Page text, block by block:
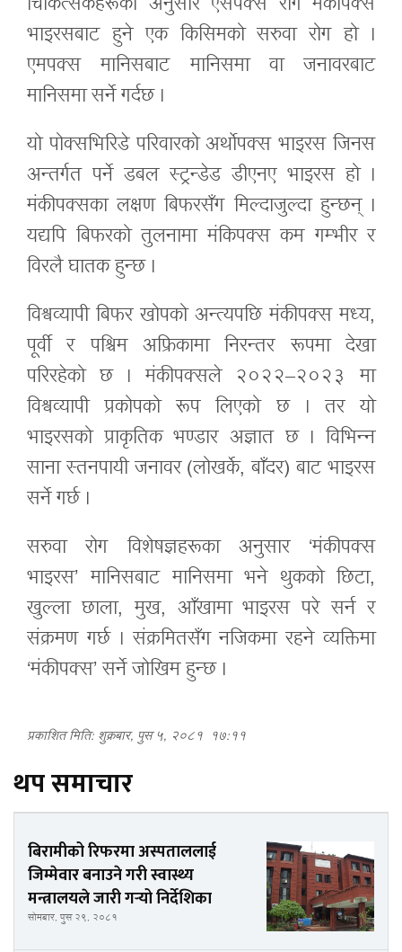
चिकित्सकहरूका अनुसार एसपक्स रोग मंकीपक्स
भाइरसबाट हुने एक किसिमको सरुवा रोग हो ।
एमपक्स मानिसबाट मानिसमा वा जनावरबाट
मानिसमा सर्ने गर्दछ ।
यो पोक्सभिरिडे परिवारको अर्थोपक्स भाइरस जिनस
अन्तर्गत पर्ने डबल स्ट्रन्डेड डीएनए भाइरस हो ।
मंकीपक्सका लक्षण बिफरसँग मिल्दाजुल्दा हुन्छन् ।
यद्यपि बिफरको तुलनामा मंकिपक्स कम गम्भीर र
विरलै घातक हुन्छ ।
विश्वव्यापी बिफर खोपको अन्त्यपछि मंकीपक्स मध्य,
पूर्वी र पश्चिम अफ्रिकामा निरन्तर रूपमा देखा
परिरहेको छ । मंकीपक्सले २०२२–२०२३ मा
विश्वव्यापी प्रकोपको रूप लिएको छ । तर यो
भाइरसको प्राकृतिक भण्डार अज्ञात छ । विभिन्न
साना स्तनपायी जनावर (लोखर्के, बाँदर) बाट भाइरस
सर्ने गर्छ ।
सरुवा रोग विशेषज्ञहरूका अनुसार ‘मंकीपक्स
भाइरस’ मानिसबाट मानिसमा भने थुकको छिटा,
खुल्ला छाला, मुख, आँखामा भाइरस परे सर्न र
संक्रमण गर्छ । संक्रमितसँग नजिकमा रहने व्यक्तिमा
‘मंकीपक्स’ सर्ने जोखिम हुन्छ ।
प्रकाशित मिति: शुक्रबार, पुस ५, २०८१ १७:११
थप समाचार
बिरामीको रिफरमा अस्पताललाई
जिम्मेवार बनाउने गरी स्वास्थ्य
मन्त्रालयले जारी गर्‍यो निर्देशिका
सोमबार, पुस २९, २०८१